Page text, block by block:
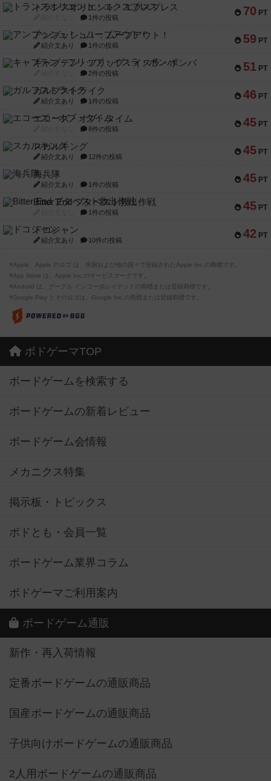
70 PT
トランスオリエント・エクスプレス
1件の投稿
59 PT
アンブッシュ！：ムーブアウト！
紹介文あり 1件の投稿
51 PT
キャプテン・フリップ：イスラ・ボンバ
2件の投稿
46 PT
ガルフストライク
紹介文あり 1件の投稿
45 PT
エコーズ・オブ・タイム
8件の投稿
45 PT
スカルキング
紹介文あり 12件の投稿
45 PT
海兵隊
紹介文あり 1件の投稿
45 PT
Bitter End ブタペスト救出作戦
1件の投稿
42 PT
ドコジャン
紹介文あり 10件の投稿
※Apple、Apple のロゴ は、米国および他の国々で登録されたApple Inc.の商標です。
※App Store は、Apple Inc.のサービスマークです。
※Android は、グーグル インコーポレイテッドの商標または登録商標です。
※Google Play とそのロゴは、Google Inc.の商標または登録商標です。
ボドゲーマTOP
ボードゲームを検索する
ボードゲームの新着レビュー
ボードゲーム会情報
メカニクス特集
掲示板・トピックス
ボドとも・会員一覧
ボードゲーム業界コラム
ボドゲーマご利用案内
ボードゲーム通販
新作・再入荷情報
定番ボードゲームの通販商品
国産ボードゲームの通販商品
子供向けボードゲームの通販商品
2人用ボードゲームの通販商品